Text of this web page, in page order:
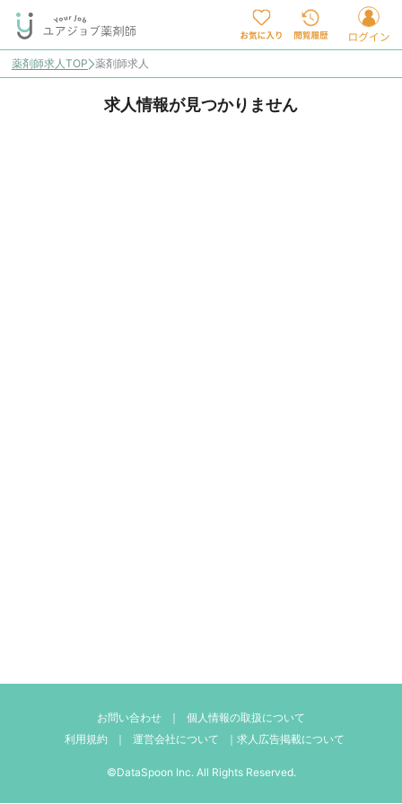
薬剤師求人TOP 薬剤師求人
求人情報が見つかりません
お問い合わせ ｜
個人情報の取扱について
利用規約
｜ 運営会社について ｜ 求人広告掲載について
©DataSpoon Inc. All Rights Reserved.